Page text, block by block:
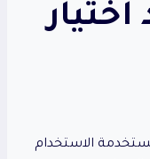
اختيار
الاستخدام